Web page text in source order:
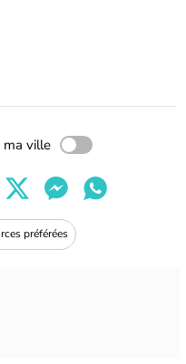
ma ville
préférées